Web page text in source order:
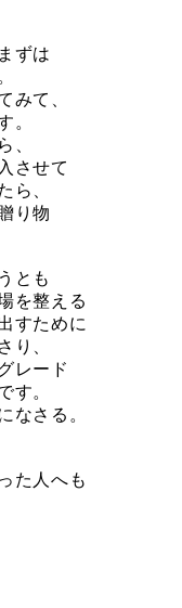
ずは
みて、
。
、
させて
ら、
り物
とも
を整える
すために
り、
レード
す。
なさる。
た人へも